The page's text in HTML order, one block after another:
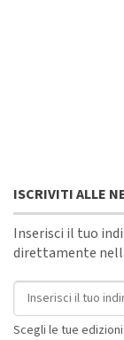
ISCRIVITI ALLE
Inserisci il tuo
direttamente
Indirizzo email
Scegli le tue edizioni: